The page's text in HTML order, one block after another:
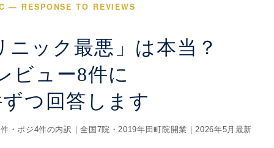
— RESPONSE TO REVIEWS
ック最悪」は本当？
ビュー8件に
つ回答します
・ポジ4件の内訳｜全国7院・2019年田町院開業｜2026年5月最新